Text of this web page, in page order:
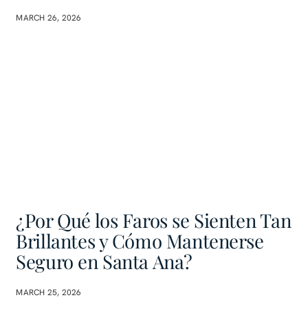
MARCH 26, 2026
¿Por Qué los Faros se Sienten Tan
Brillantes y Cómo Mantenerse
Seguro en Santa Ana?
MARCH 25, 2026